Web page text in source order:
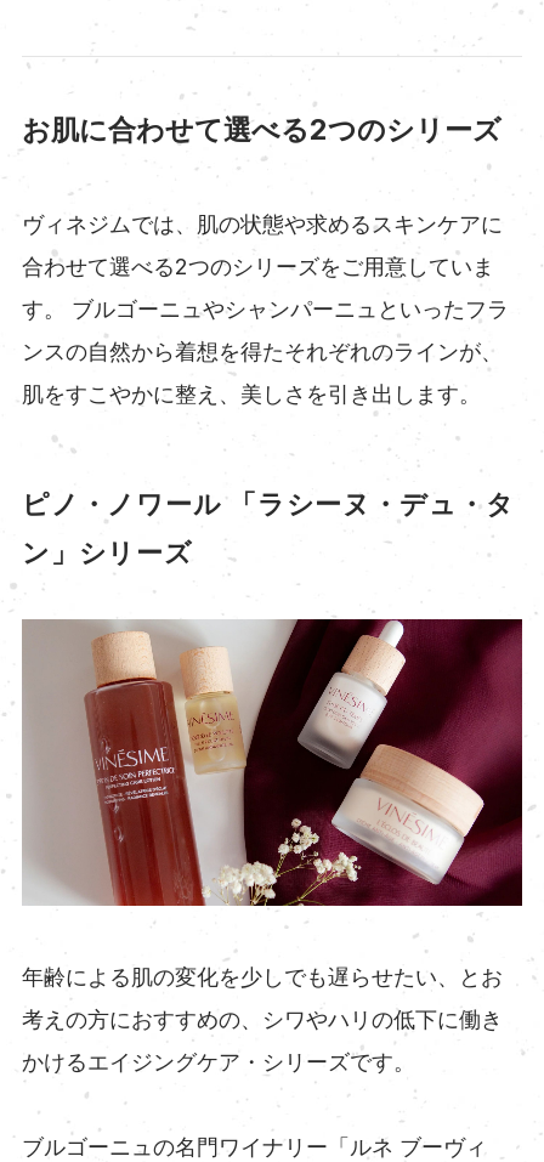
お肌に合わせて選べる2つのシリーズ
ヴィネジムでは、肌の状態や求めるスキンケアに
合わせて選べる2つのシリーズをご用意していま
す。 ブルゴーニュやシャンパーニュといったフラ
ンスの自然から着想を得たそれぞれのラインが、
肌をすこやかに整え、美しさを引き出します。
ピノ・ノワール 「ラシーヌ・デュ・タ
ン」シリーズ
年齢による肌の変化を少しでも遅らせたい、とお
考えの方におすすめの、シワやハリの低下に働き
かけるエイジングケア・シリーズです。
ブルゴーニュの名門ワイナリー「ルネ ブーヴィ